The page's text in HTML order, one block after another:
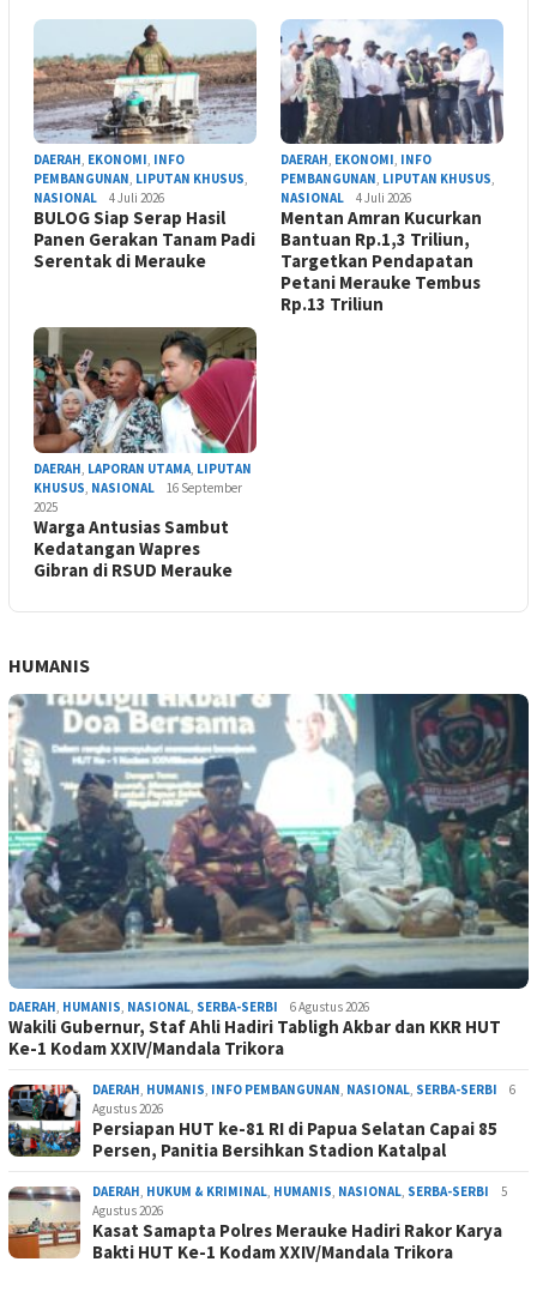
DAERAH, EKONOMI, INFO
PEMBANGUNAN, LIPUTAN KHUSUS,
NASIONAL
4 Juli 2026
BULOG Siap Serap Hasil
Panen Gerakan Tanam Padi
Serentak di Merauke
DAERAH, EKONOMI, INFO
PEMBANGUNAN, LIPUTAN KHUSUS,
NASIONAL
4 Juli 2026
Mentan Amran Kucurkan
Bantuan Rp.1,3 Triliun,
Targetkan Pendapatan
Petani Merauke Tembus
Rp.13 Triliun
DAERAH LAPORAN UTAMA LIPUTAN
KHUSUS NASIONAL
16 September
2025
Warga Antusias Sambut
Kedatangan Wapres
Gibran di RSUD Merauke
HUMANIS
DAERAH HUMANIS NASIONAL SERBA-SERBI 6 Agustus 2026
Wakili Gubernur, Staf Ahli Hadiri Tabligh Akbar dan KKR HUT
Ke-1 Kodam XXIV/Mandala Trikora
DAERAH HUMANIS INFO PEMBANGUNAN NASIONAL SERBA-SERBI
6
Agustus 2026
Persiapan HUT ke-81 RI di Papua Selatan Capai 85
Persen, Panitia Bersihkan Stadion Katalpal
DAERAH HUKUM & KRIMINAL HUMANIS NASIONAL SERBA-SERBI
5
Agustus 2026
Kasat Samapta Polres Merauke Hadiri Rakor Karya
Bakti HUT Ke-1 Kodam XXIV/Mandala Trikora